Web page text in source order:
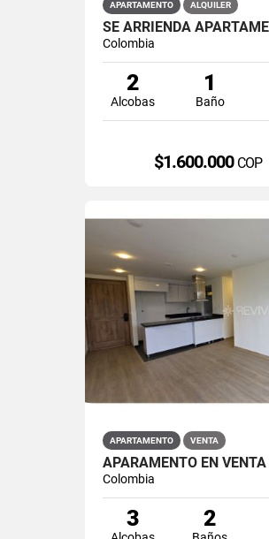
APARTAMENTO ALQUILER
Colombia
2
Alcobas
1
Baño
$1.600.000 COP
APARTAMENTO VENTA
Colombia
3 2